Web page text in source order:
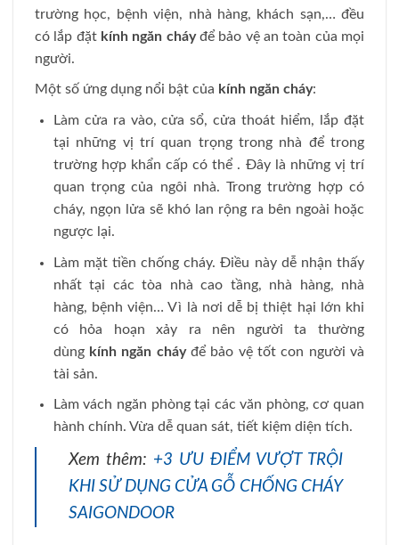
trường học, bệnh viện, nhà hàng, khách sạn,… đều
có lắp đặt kính ngăn cháyđể bảo vệ an toàn của mọi
người.
Một số ứng dụng nổi bật của kính ngăn cháy:
Làm cửa ra vào, cửa sổ, cửa thoát hiểm, lắp đặt
tại những vị trí quan trọng trong nhà để trong
trường hợp khẩn cấp có thể . Đây là những vị trí
quan trọng của ngôi nhà. Trong trường hợp có
cháy, ngọn lửa sẽ khó lan rộng ra bên ngoài hoặc
ngược lại.
Làm mặt tiền chống cháy. Điều này dễ nhận thấy
nhất tại các tòa nhà cao tầng, nhà hàng, nhà
hàng, bệnh viện… Vì là nơi dễ bị thiệt hại lớn khi
có hỏa hoạn xảy ra nên người ta thường
dùng kính ngăn cháyđể bảo vệ tốt con người và
tài sản.
Làm vách ngăn phòng tại các văn phòng, cơ quan
hành chính. Vừa dễ quan sát, tiết kiệm diện tích.
Xem thêm: +3 ƯU ĐIỂM VƯỢT TRỘI
KHI SỬ DỤNG CỬA GỖ CHỐNG CHÁY
SAIGONDOOR